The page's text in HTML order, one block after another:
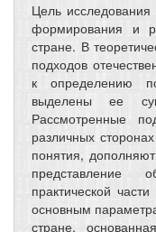
Цель исследования
формирования и
стране. В
подходов
к определению
выделены ее
Рассмотренные
различных
понятия,
представление
практической
основным
стране,